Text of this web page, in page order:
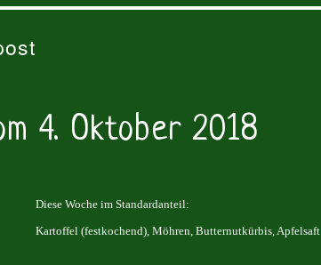
4. Oktober 2018
Diese Woche im Standardanteil:
Kartoffel (festkochend), Möhren, Butternutkürbis, Apfelsaft